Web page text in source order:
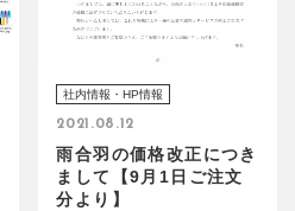
社内情報・HP情報
2021.08.12
雨合羽の価格改正につき
まして【9月1日ご注文
分より】